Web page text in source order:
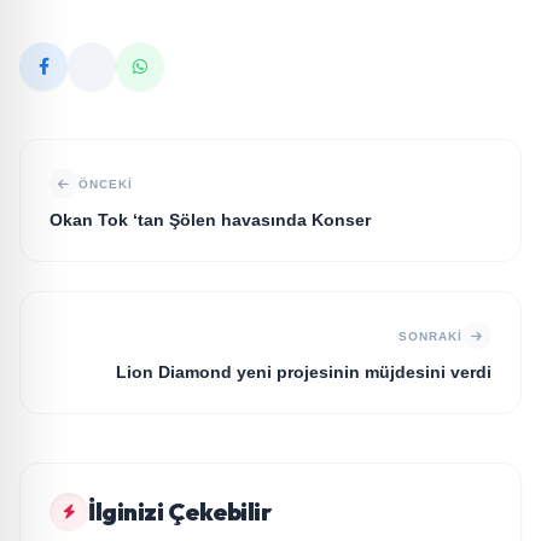
ÖNCEKI
Okan Tok ‘tan Şölen havasında Konser
SONRAKI
Lion Diamond yeni projesinin müjdesini verdi
İlginizi Çekebilir
KÜLTÜR VE SANAT
Edebiyat Dünyasında Bir Genç Deha Doğuyor:
KÜLTÜR VE SANAT